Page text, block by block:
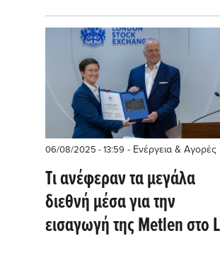
06/08/2025 - 13:59 - Ενέργεια & Αγορές
Tι ανέφεραν τα μεγάλα
διεθνή μέσα για την
εισαγωγή της Metlen στο